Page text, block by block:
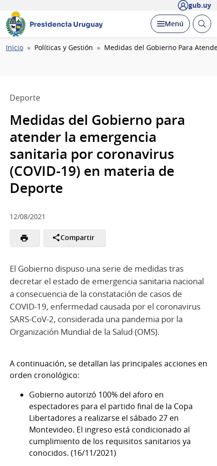
gub.uy
Presidencia Uruguay Desplegar
Menú Abrir
Ruta
Inicio Políticas y Gestión Medidas del Gobierno Para
Deporte
Medidas del Gobierno para
atender la emergencia
sanitaria por coronavirus
(COVID-19) en materia de
Deporte
12/08/2021
Compartir
El Gobierno dispuso una serie de medidas tras
decretar el estado de emergencia sanitaria nacional
a consecuencia de la constatación de casos de
COVID-19, enfermedad causada por el coronavirus
SARS-CoV-2, considerada una pandemia por la
Organización Mundial de la Salud (OMS).
A continuación, se detallan las principales acciones en
orden cronológico:
Gobierno autorizó 100% del aforo en
espectadores para el partido final de la Copa
Libertadores a realizarse el sábado 27 en
Montevideo. El ingreso está condicionado al
cumplimiento de los requisitos sanitarios ya
conocidos. (16/11/2021)